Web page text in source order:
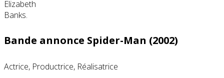
Bande annonce Spider-Man (2002)
Actrice, Productrice, Réalisatrice